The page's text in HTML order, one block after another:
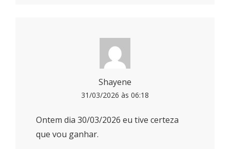
Shayene
31/03/2026 às 06:18
Ontem dia 30/03/2026 eu tive certeza
que vou ganhar.